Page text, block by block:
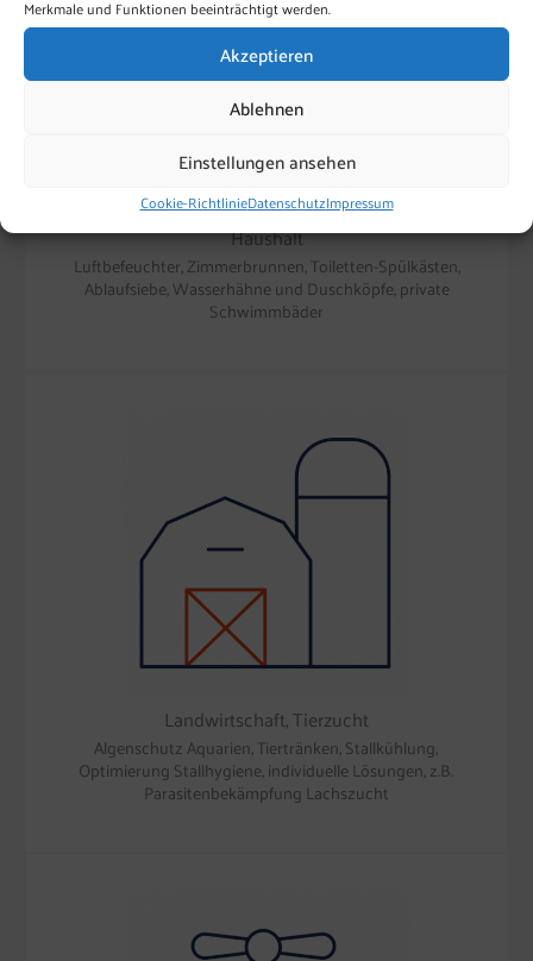
Merkmale und Funktionen beeinträchtigt werden.
Akzeptieren
Ablehnen
Einstellungen ansehen
Cookie-RichtlinieDatenschutzImpressum
Haushalt
Luftbefeuchter, Zimmerbrunnen, Toiletten-Spülkästen,
Ablaufsiebe, Wasserhähne und Duschköpfe, private
Schwimmbäder
Landwirtschaft, Tierzucht
Algenschutz Aquarien, Tiertränken, Stallkühlung,
Optimierung Stallhygiene, individuelle Lösungen, z.B.
Parasitenbekämpfung Lachszucht